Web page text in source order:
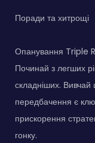
Поради та хитрощі
Опанування Triple
Починай з легших
складніших.
передбачення є
прискорення
гонку.